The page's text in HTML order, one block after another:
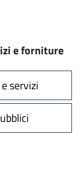
e forniture
servizi